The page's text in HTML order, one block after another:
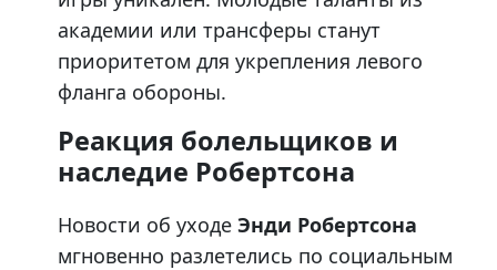
академии или трансферы станут
приоритетом для укрепления левого
фланга обороны.
Реакция болельщиков и
наследие Робертсона
Новости об уходе Энди Робертсона
мгновенно разлетелись по социальным